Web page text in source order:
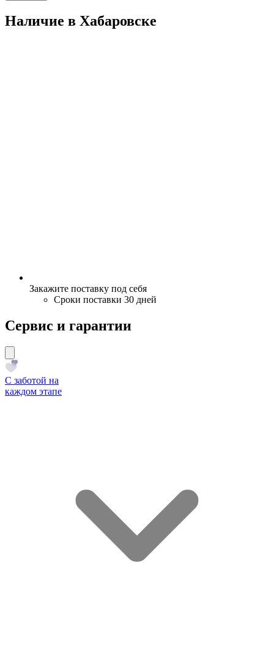
Наличие в Хабаровскe
Закажите поставку под себя
Сроки поставки 30 дней
Сервис и гарантии
С заботой на
каждом этапе